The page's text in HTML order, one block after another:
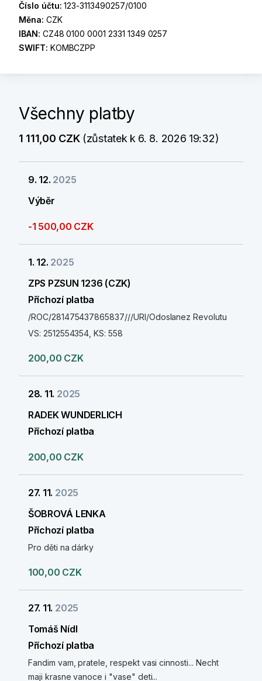
Číslo účtu:123-3113490257/0100
Měna: CZK
IBAN: CZ48 0100 0001 2331 1349 0257
SWIFT: KOMBCZPP
Všechny platby
1 111,00 CZK(zůstatek k 6. 8. 2026 19:32)
9. 12. 2025
Výběr
-1 500,00 CZK
1. 12. 2025
ZPS PZSUN 1236 (CZK)
Příchozí platba
/ROC/281475437865837///URI/Odoslanez Revolutu
VS: 2512554354, KS: 558
200,00 CZK
28. 11. 2025
RADEK WUNDERLICH
Příchozí platba
200,00 CZK
27. 11. 2025
ŠOBROVÁ LENKA
Příchozí platba
Pro děti na dárky
100,00 CZK
27. 11. 2025
Tomáš Nídl
Příchozí platba
Fandim vam, pratele, respekt vasi cinnosti... Necht
maji krasne vanoce i "vase" deti...